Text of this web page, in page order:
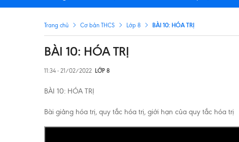
Trang chủ Cơ bản THCS Lớp 8 BÀI 10: HÓA TRỊ
BÀI 10: HÓA TRỊ
11:34 - 21/02/2022 LỚP 8
BÀI 10: HÓA TRỊ
Bài giảng hóa trị, quy tắc hóa trị, giới hạn của quy tắc hóa trị